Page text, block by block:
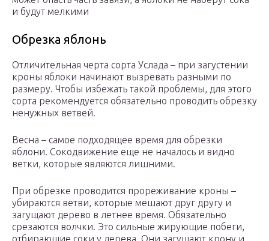
и будут мелкими
Обрезка яблонь
Отличительная черта сорта Услада – при загустении
кроны яблоки начинают вызревать разными по
размеру. Чтобы избежать такой проблемы, для этого
сорта рекомендуется обязательно проводить обрезку
ненужных ветвей.
Весна – самое подходящее время для обрезки
яблони. Сокодвижение еще не началось и видно
ветки, которые являются лишними.
При обрезке проводится прореживание кроны –
убираются ветви, которые мешают друг другу и
загущают дерево в летнее время. Обязательно
срезаются волчки. Это сильные жирующие побеги,
отбирающие соки у дерева. Они загущают крону и